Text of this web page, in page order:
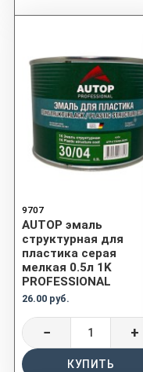
9707
AUTOP эмаль
структурная для
пластика серая
мелкая 0.5л 1K
PROFESSIONAL
26.00 руб.
− +
КУПИТЬ